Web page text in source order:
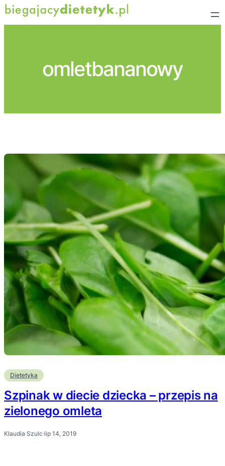
Przejdź
do
omletbananowy
Dietetyka
Szpinak w diecie dziecka – przepis na
zielonego omleta
Klaudia Szulc·lip 14, 2019